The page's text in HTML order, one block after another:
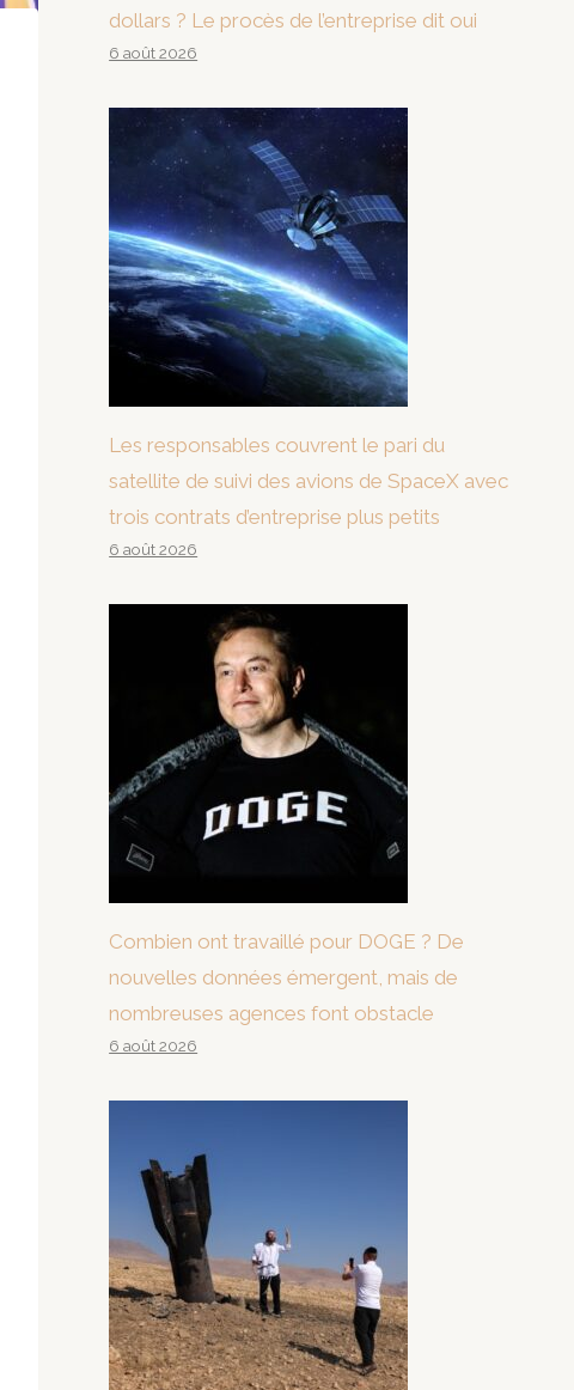
dollars ? Le procès de l’entreprise dit oui
6 août 2026
Les responsables couvrent le pari du
satellite de suivi des avions de SpaceX avec
trois contrats d’entreprise plus petits
6 août 2026
Combien ont travaillé pour DOGE ? De
nouvelles données émergent, mais de
nombreuses agences font obstacle
6 août 2026